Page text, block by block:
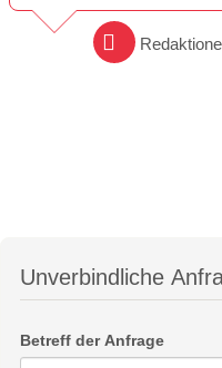
Unverbindliche
Betreff der Anfrage